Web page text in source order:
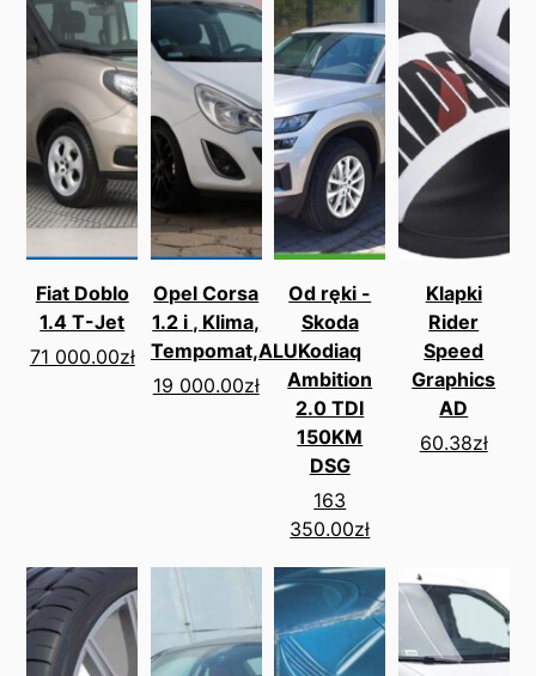
Fiat Doblo
1.4 T-Jet
71 000.00zł
Opel Corsa
1.2 i , Klima,
Tempomat,ALU
19 000.00zł
Od ręki -
Skoda
Kodiaq
Ambition
2.0 TDI
150KM
DSG
163
350.00zł
Klapki
Rider
Speed
Graphics
AD
60.38zł